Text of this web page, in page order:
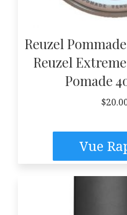
Reuzel
Reuzel
Pomade
$
Vue